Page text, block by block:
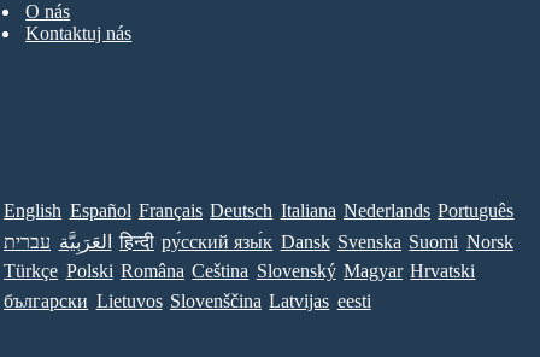
O nás
Kontaktuj nás
English Español Français Deutsch Italiana Nederlands Português
עברית العَرَبِيَّة हिन्दी ру́сский язы́к Dansk Svenska Suomi Norsk
Türkçe Polski Româna Ceština Slovenský Magyar Hrvatski
български Lietuvos Slovenščina Latvijas eesti